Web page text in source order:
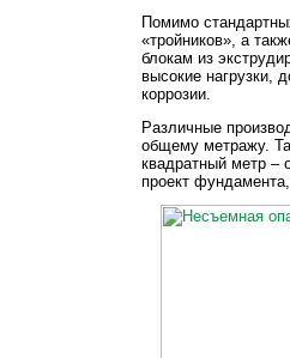
Помимо
«тройников», а
блокам из
высокие нагрузки,
коррозии.
Различные
общему метражу.
квадратный метр –
проект